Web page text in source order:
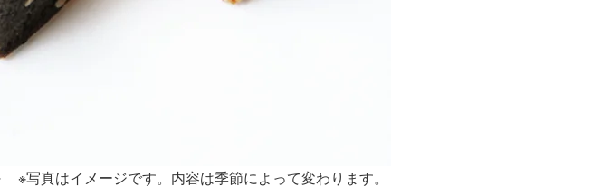
写真はイメージです。内容は季節によって変わります。